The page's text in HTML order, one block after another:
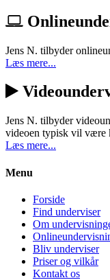
Jens N. tilbyder
Læs mere...
Jens N. tilbyder
videoen typisk vil være
Læs mere...
Menu
Forside
Find underviser
Om
Bliv underviser
Priser og vilkår
Kontakt os